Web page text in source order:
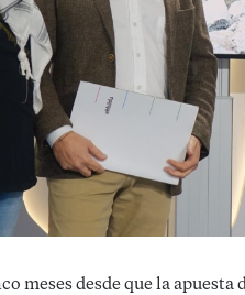
meses desde que la apuesta